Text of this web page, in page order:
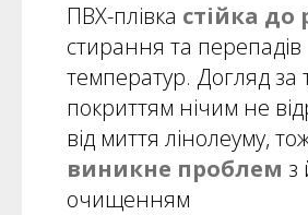
ПВХ-плівка стійка до
стирання та перепадів
температур. Догляд за
покриттям нічим не
від миття лінолеуму,
виникне проблем з
очищенням